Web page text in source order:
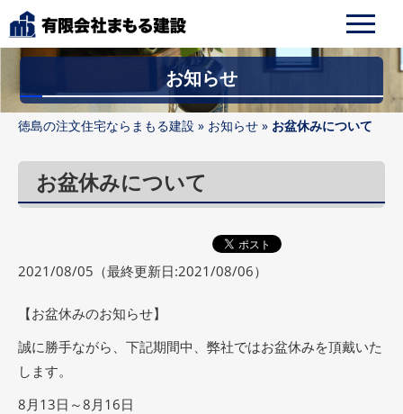
お知らせ
徳島の注文住宅ならまもる建設 » お知らせ » お盆休みについて
お盆休みについて
2021/08/05 （最終更新日:2021/08/06）
【お盆休みのお知らせ】
誠に勝手ながら、下記期間中、弊社ではお盆休みを頂戴いた
します。
8月13日～8月16日